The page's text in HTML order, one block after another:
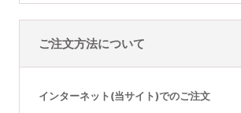
ご注文方法について
インターネット(当サイト)でのご注文